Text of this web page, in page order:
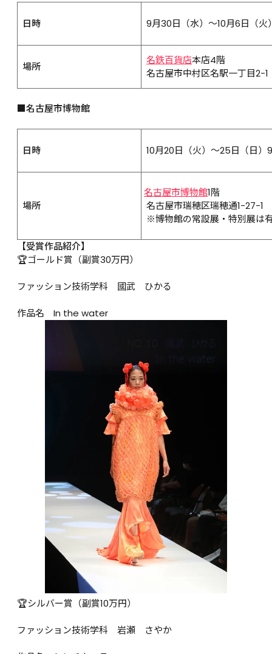
日時 9月30日（水）～10月6日（火
場所
名鉄百貨店本店4階
名古屋市中村区名駅一丁目2-1
■名古屋市博物館
日時 10月20日（火）～25日（日）
場所
名古屋市博物館1階
名古屋市瑞穂区瑞穂通1-27-1
※博物館の常設展・特別展は
【受賞作品紹介】
🏆ゴールド賞（副賞30万円）
ファッション技術学科　國武　ひかる
作品名　In the water
🏆シルバー賞（副賞10万円）
ファッション技術学科　岩瀬　さやか